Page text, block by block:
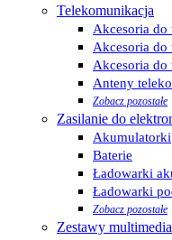
Telekomunikacja
Akcesoria do
Akcesoria do
Akcesoria do
Anteny
Zobacz pozostałe
Zasilanie do
Akumulatorki
Baterie
Ładowarki
Ładowarki
Zobacz pozostałe
Zestawy